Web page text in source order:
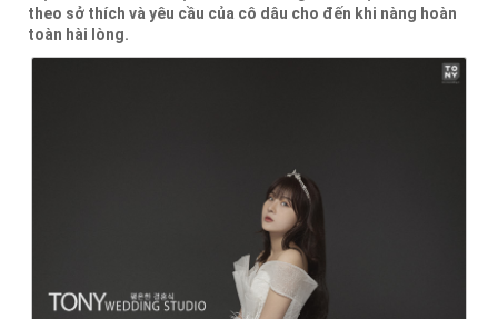
theo sở thích và yêu cầu của cô dâu cho đến khi nàng hoàn
toàn hài lòng.